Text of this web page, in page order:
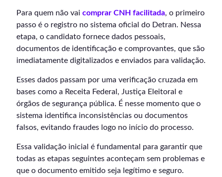
Para quem não vai comprar CNH facilitada, o primeiro
passo é o registro no sistema oficial do Detran. Nessa
etapa, o candidato fornece dados pessoais,
documentos de identificação e comprovantes, que são
imediatamente digitalizados e enviados para validação.
Esses dados passam por uma verificação cruzada em
bases como a Receita Federal, Justiça Eleitoral e
órgãos de segurança pública. É nesse momento que o
sistema identifica inconsistências ou documentos
falsos, evitando fraudes logo no início do processo.
Essa validação inicial é fundamental para garantir que
todas as etapas seguintes aconteçam sem problemas e
que o documento emitido seja legítimo e seguro.